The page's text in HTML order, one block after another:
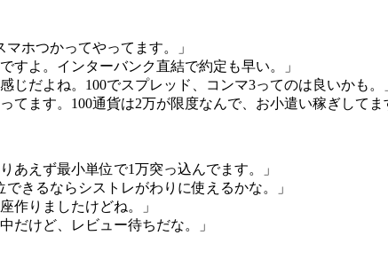
ホつかってやってます。」
すよ。インターバンク直結で約定も早い。」
じだよね。100でスプレッド、コンマ3ってのは良いかも。
てます。100通貨は2万が限度なんで、お小遣い稼ぎしてま
あえず最小単位で1万突っ込んでます。」
きるならシストレがわりに使えるかな。」
作りましたけどね。」
だけど、レビュー待ちだな。」